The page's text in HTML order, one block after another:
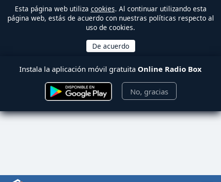
Esta página web utiliza cookies. Al continuar utilizando esta
página web, estás de acuerdo con nuestras políticas respecto al
uso de cookies.
Instala la aplicación móvil gratuita Online Radio Box
No, gracias